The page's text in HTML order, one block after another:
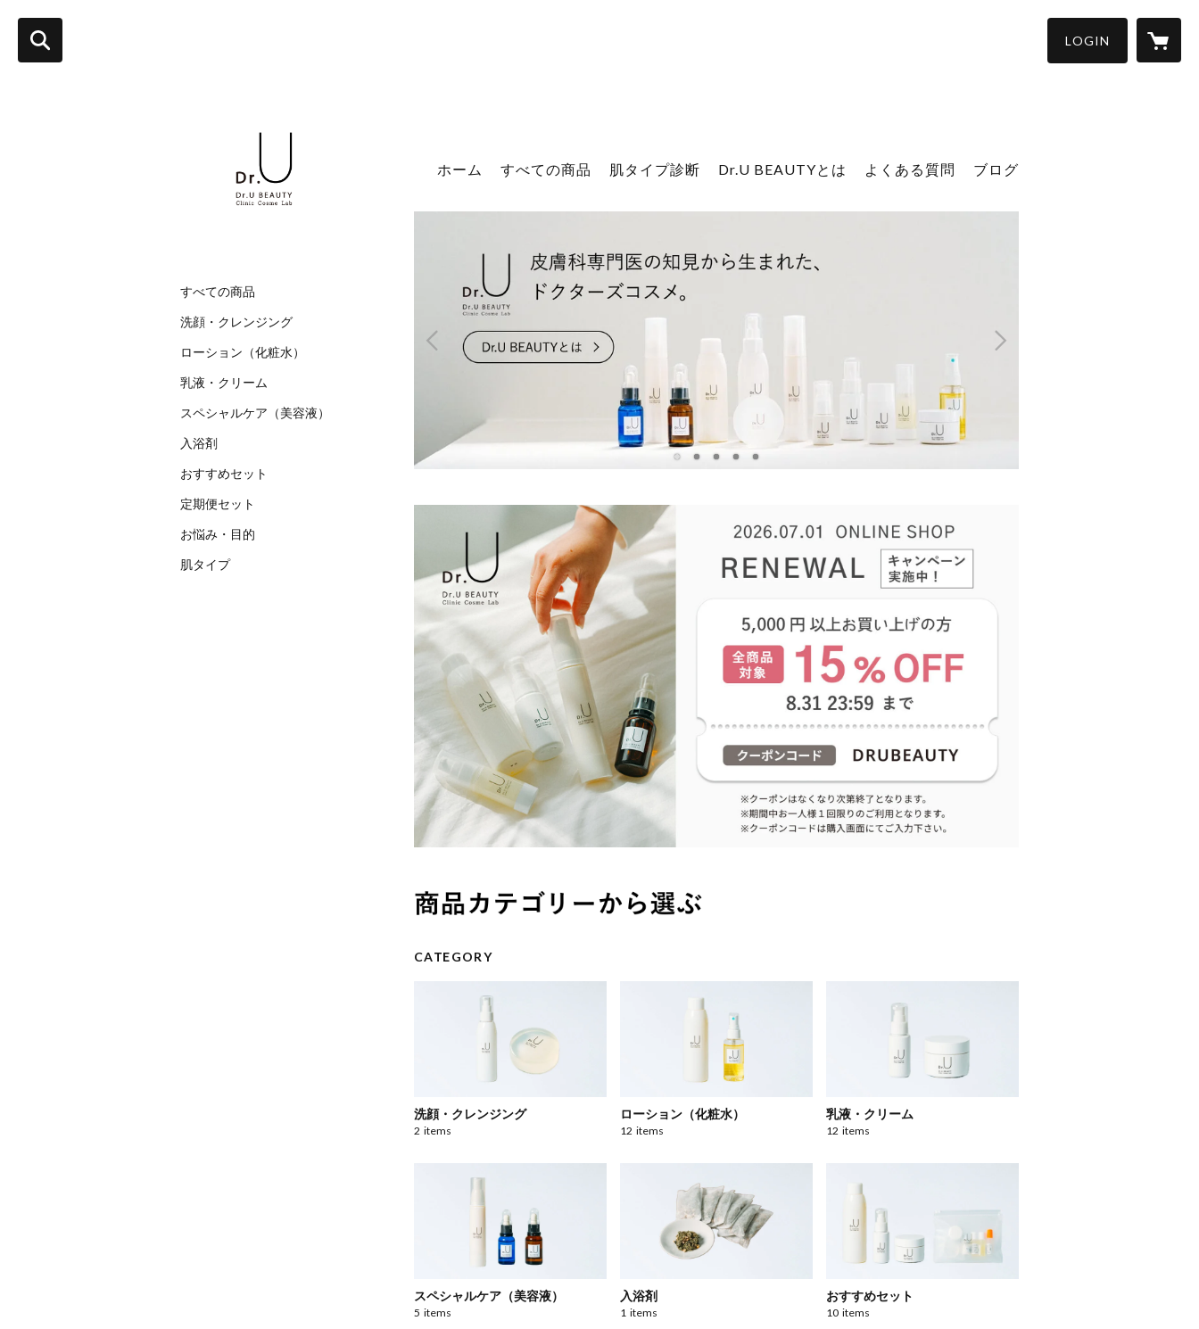
すべての商品
洗顔・クレンジング
ローション（化粧水）
乳液・クリーム
スペシャルケア（美容液）
入浴剤
おすすめセット
定期便セット
お悩み・目的
肌タイプ
LOGIN
ホーム すべての商品 肌タイプ診断 Dr.U BEAUTYとは よくある質問 ブログ
itemitemitemitemitem
CATEGORY
洗顔・クレンジング
2 items
ローション（化粧水）
12 items
乳液・クリーム
12 items
スペシャルケア（美容液）
5 items
入浴剤
1 items
おすすめセット
10 items